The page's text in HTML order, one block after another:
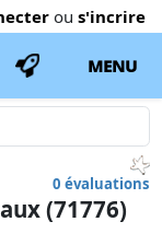
ou s'incrire
MENU
0 évaluations
(71776)